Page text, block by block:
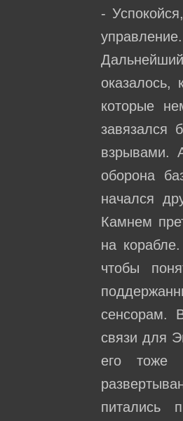
-
управление.
которые
завязался
взрывами.
оборона
начался
Камнем
на
чтобы
сенсорам.
связи для
его тоже
питались